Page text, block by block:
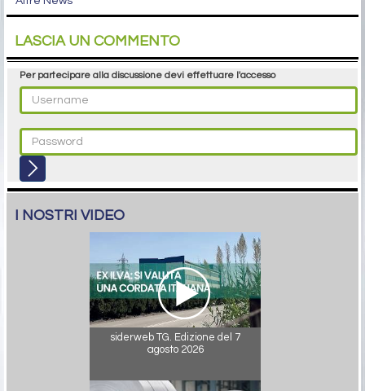
LASCIA UN COMMENTO
Per partecipare alla discussione devi effettuare l'accesso
I NOSTRI VIDEO
siderweb TG. Edizione del 7
agosto 2026